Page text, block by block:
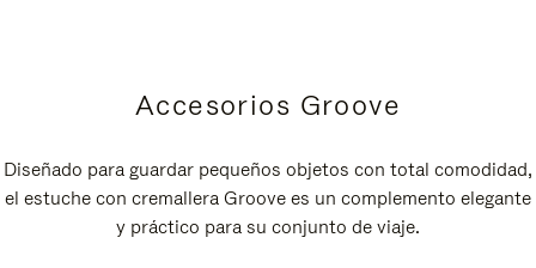
Accesorios Groove
Diseñado para guardar pequeños objetos con total comodidad,
el estuche con cremallera Groove es un complemento elegante
y práctico para su conjunto de viaje.